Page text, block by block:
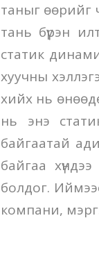
таныг өөрийг
тань бүрэн
статик
хуучны
хийх нь
нь энэ
байгаатай
байгаа
болдог.
компани,